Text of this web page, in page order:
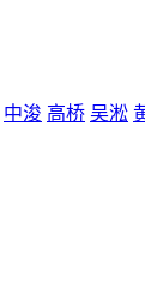
中浚 高桥 吴淞